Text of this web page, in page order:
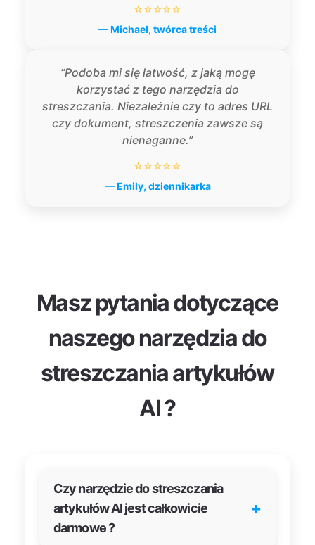
⭐⭐⭐⭐⭐
— Michael, twórca treści
“Podoba mi się łatwość, z jaką mogę
korzystać z tego narzędzia do
streszczania. Niezależnie czy to adres URL
czy dokument, streszczenia zawsze są
nienaganne.”
⭐⭐⭐⭐⭐
— Emily, dziennikarka
Masz pytania dotyczące
naszego narzędzia do
streszczania artykułów
AI ?
Czy narzędzie do streszczania
artykułów AI jest całkowicie
darmowe ?
+